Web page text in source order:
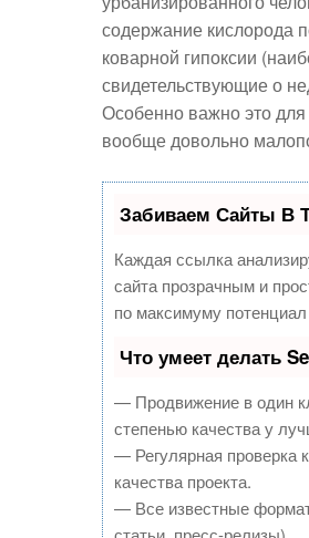
содержание кислорода
коварной гипоксии
свидетельствующие о
Особенно важно это для
вообще довольно
Забиваем Сайты В
Каждая ссылка
сайта прозрачным и
по максимуму
Что умеет делать
— Продвижение в один
степенью качества у
— Регулярная проверка
качества проекта.
— Все известные